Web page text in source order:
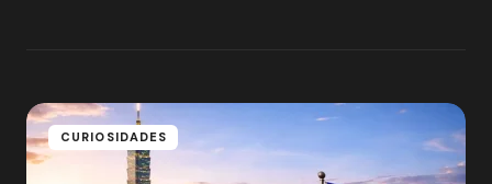
CURIOSIDADES